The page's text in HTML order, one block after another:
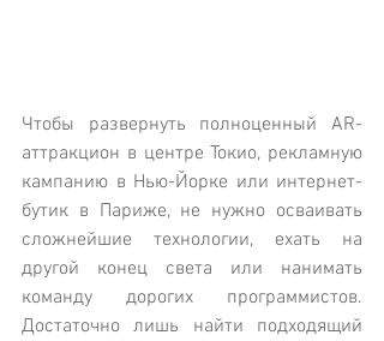
Чтобы развернуть полноценный AR-
аттракцион в центре Токио, рекламную
кампанию в Нью-Йорке или интернет-
бутик в Париже, не нужно осваивать
сложнейшие технологии, ехать на
другой конец света или нанимать
команду дорогих программистов.
Достаточно лишь найти подходящий